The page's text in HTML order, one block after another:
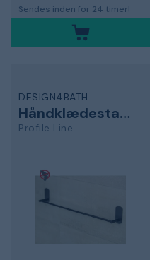
Sendes inden for 24 timer!
DESIGN4BATH
Håndklædestang
Profile Line